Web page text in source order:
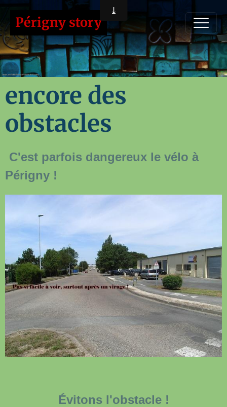
Périgny story
encore des
obstacles
C'est parfois dangereux le vélo à
Périgny !
Évitons l'obstacle !